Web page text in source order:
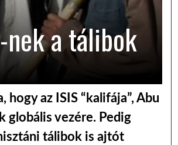
a tálibok
az ISIS “kalifája”, Abu
globális vezére. Pedig
tálibok is ajtót